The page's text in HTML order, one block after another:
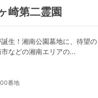
崎第二霊園
生！湘南公園墓地に、待望の
などの湘南エリアの...
番地